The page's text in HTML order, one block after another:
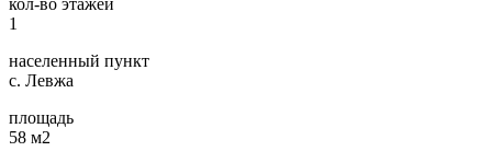
1
населенный пункт
с. Левжа
площадь
58 м2